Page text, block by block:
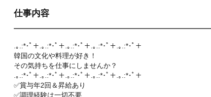
仕事内容
.｡.:*･ﾟ＋.｡.:*･ﾟ＋.｡.:*･ﾟ＋.｡.:*･ﾟ＋.｡.:*･ﾟ＋
韓国の文化や料理が好き！
その気持ちを仕事にしませんか？
.｡.:*･ﾟ＋.｡.:*･ﾟ＋.｡.:*･ﾟ＋.｡.:*･ﾟ＋.｡.:*･ﾟ＋
✅賞与年2回＆昇給あり
✅調理経験は一切不要